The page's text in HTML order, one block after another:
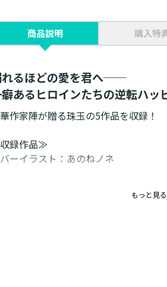
商品説明 購入特
るほどの愛を君へ──
あるヒロインたちの逆転ハ
作家陣が贈る珠玉の5作品を収録！
録作品≫
ーイラスト：あのねノネ
」漫画：あのねノネ 原作：琴子もっと見る